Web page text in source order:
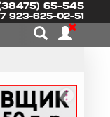
65-545
923-625-02-51